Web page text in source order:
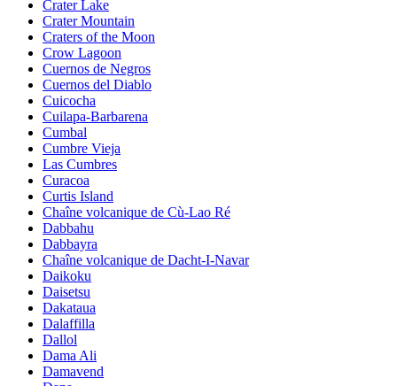
Crater Lake
Crater Mountain
Craters of the Moon
Crow Lagoon
Cuernos de Negros
Cuernos del Diablo
Cuicocha
Cuilapa-Barbarena
Cumbal
Cumbre Vieja
Las Cumbres
Curacoa
Curtis Island
Chaîne volcanique de Cù-Lao Ré
Dabbahu
Dabbayra
Chaîne volcanique de Dacht-I-Navar
Daikoku
Daisetsu
Dakataua
Dalaffilla
Dallol
Dama Ali
Damavend